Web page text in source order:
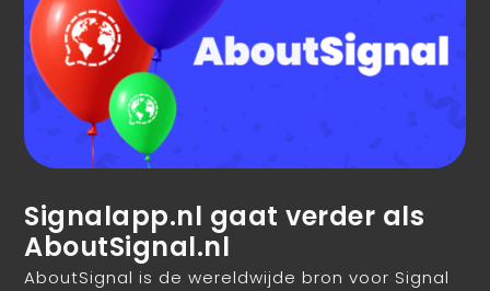
Signalapp.nl gaat verder als
AboutSignal.nl
AboutSignal is de wereldwijde bron voor Signal